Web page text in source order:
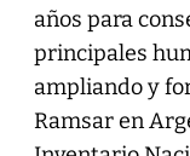
años para
principales
ampliando y
Ramsar en